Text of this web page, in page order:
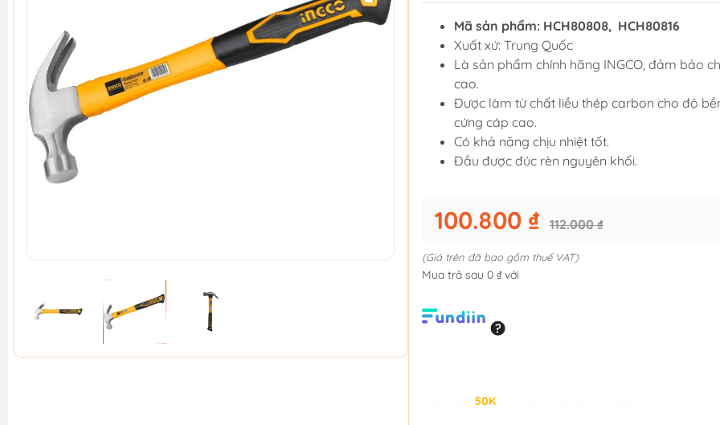
Mã sản phẩm: HCH80808, HCH80816
Xuất xứ: Trung Quốc
Là sản phẩm chính hãng INGCO, đảm bảo
cao.
Được làm từ chất liều thép carbon cho độ
cứng cáp cao.
Có khả năng chịu nhiệt tốt.
Đầu được đúc rèn nguyên khối.
100.800 ₫ 112.000 ₫
(Giá trên đã bao gồm thuế VAT)
Mua trả sau 0 ₫ với
50K